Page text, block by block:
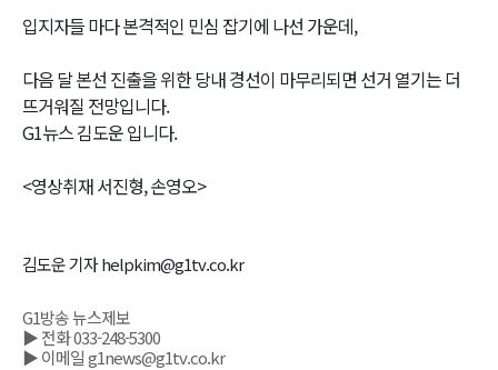
입지자들 마다 본격적인 민심 잡기에 나선 가운데,
다음 달 본선 진출을 위한 당내 경선이 마무리되면 선거 열기는 더
뜨거워질 전망입니다.
G1뉴스 김도운 입니다.
<영상취재 서진형, 손영오>
김도운 기자 helpkim@g1tv.co.kr
G1방송 뉴스제보
▶ 전화 033-248-5300
▶ 이메일 g1news@g1tv.co.kr